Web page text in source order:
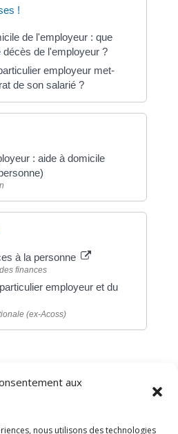
aux
nous utilisons des technologies
!
de l'employeur : que
décès de l'employeur ?
employeur met-
de son salarié ?
: aide à domicile
à la personne
finances
employeur et du
(ex-Acoss)
et administrative